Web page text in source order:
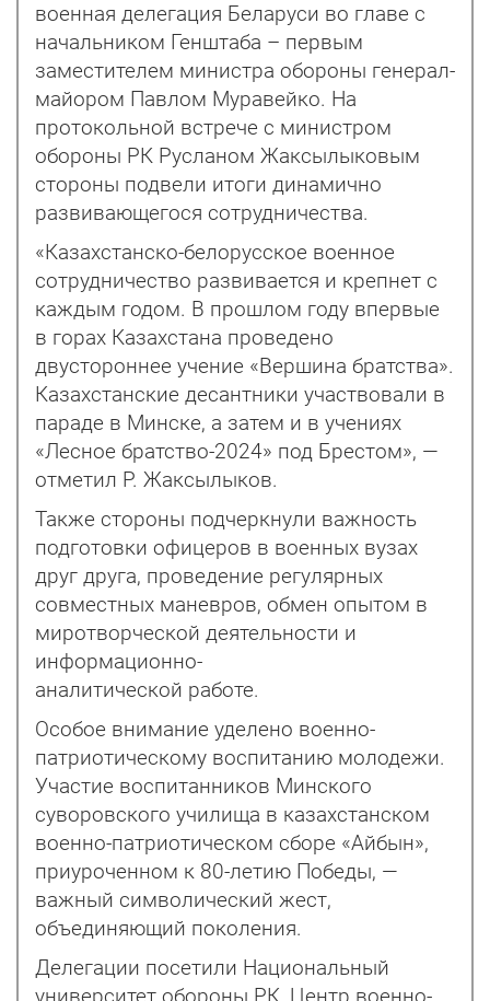
военная делегация Беларуси во главе с
начальником Ген­шта­ба – первым
заместителем министра обороны генерал-
майором Павлом Муравейко. На
протокольной встрече с министром
обороны РК Русланом Жаксылыковым
стороны подвели итоги динамично
развивающегося сотрудничества.
«Казахстанско-белорусское военное
сотрудничество развивается и крепнет с
каждым годом. В прошлом году впервые
в горах Казахстана проведено
двустороннее учение «Вершина братства».
Казахстанские десантники участвовали в
параде в Минске, а затем и в учениях
«Лесное братство-2024» под Брестом», —
отметил Р. Жаксылыков.
Также стороны подчеркнули важность
подготовки офицеров в военных вузах
друг друга, проведение регулярных
совместных маневров, обмен опытом в
миротворческой деятельности и
информационно-
аналитической работе.
Особое внимание уделено военно-
патриотическому воспитанию молодежи.
Участие воспитанников Минского
суворовского училища в казахстанском
военно-патриотическом сборе «Айбын»,
приуроченном к 80-летию Победы, —
важный символический жест,
объединяющий поколения.
Делегации посетили Национальный